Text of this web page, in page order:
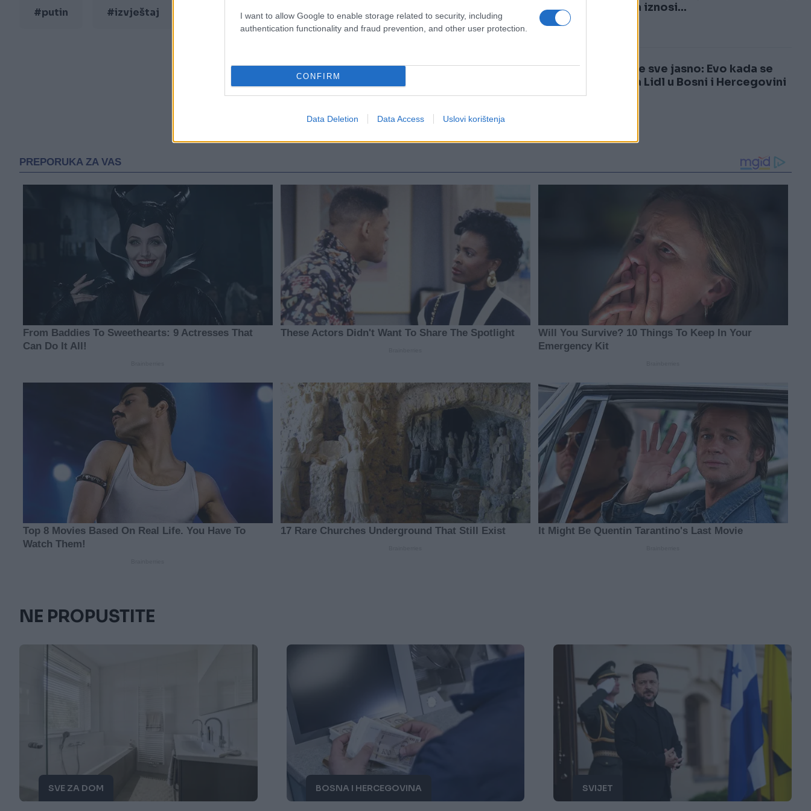
I want to allow Google to enable storage related to security, including
authentication functionality and fraud prevention, and other user protection.
CONFIRM
Data Deletion Data Access Uslovi korištenja
#putin #izvještaj
najniža iznosi...
4
Sada je sve jasno: Evo kada se
otvara Lidl u Bosni i Hercegovini
NE PROPUSTITE
SVE ZA DOM BOSNA I HERCEGOVINA SVIJET